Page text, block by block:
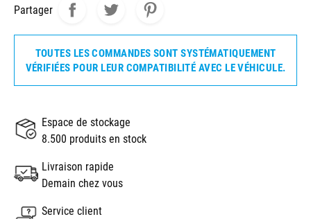
Partager
TOUTES LES COMMANDES SONT SYSTÉMATIQUEMENT
VÉRIFIÉES POUR LEUR COMPATIBILITÉ AVEC LE VÉHICULE.
Espace de stockage
8.500 produits en stock
Livraison rapide
Demain chez vous
Service client